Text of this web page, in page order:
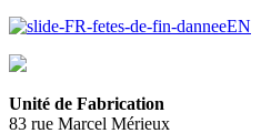
Unité de Fabrication
83 rue Marcel Mérieux